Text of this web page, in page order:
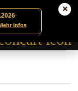
·
Infos